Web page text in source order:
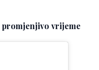
promjenjivo vrijeme